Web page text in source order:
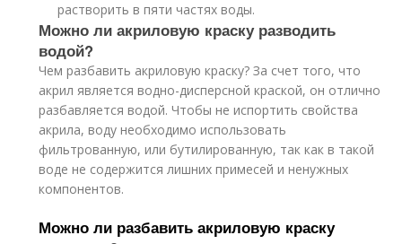
растворить в пяти частях воды.
Можно ли акриловую краску разводить
водой?
Чем разбавить акриловую краску? За счет того, что
акрил является водно-дисперсной краской, он отлично
разбавляется водой. Чтобы не испортить свойства
акрила, воду необходимо использовать
фильтрованную, или бутилированную, так как в такой
воде не содержится лишних примесей и ненужных
компонентов.
Можно ли разбавить акриловую краску